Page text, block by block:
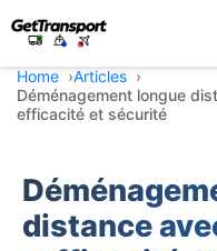
Home
Articles
Déménagement longue
efficacité et sécurité
distance